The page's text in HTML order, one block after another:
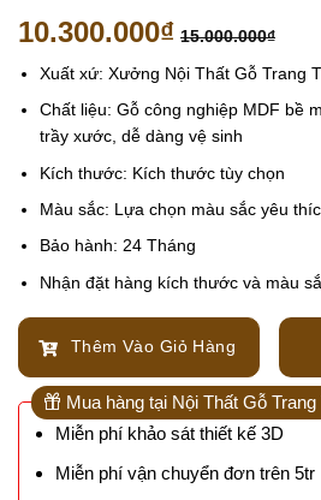
10.300.000₫ 15.000.000₫
Xuất xứ: Xưởng Nội Thất Gỗ Trang
Chất liệu: Gỗ công nghiệp MDF bề
trầy xước, dễ dàng vệ sinh
Kích thước: Kích thước tùy chọn
Màu sắc: Lựa chọn màu sắc yêu
Bảo hành: 24 Tháng
Nhận đặt hàng kích thước và màu
Thêm Vào Giỏ Hàng
Mua hàng tại Nội Thất Gỗ Trang
Miễn phí khảo sát thiết kế 3D
Miễn phí vận chuyển đơn trên 5tr